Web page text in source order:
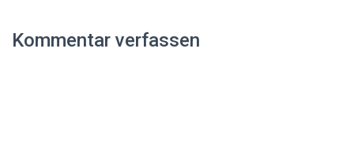
Kommentar verfassen